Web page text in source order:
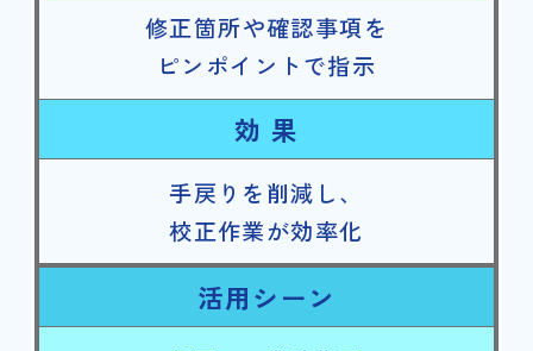
修正箇所や確認事項を
ピンポイントで指示
効 果
手戻りを削減し、
校正作業が効率化
活用シーン